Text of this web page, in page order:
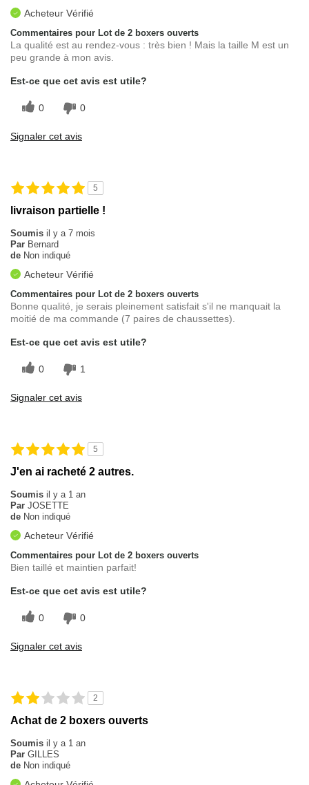
Acheteur Vérifié
Commentaires pour Lot de 2 boxers ouverts
La qualité est au rendez-vous : très bien ! Mais la taille M est un
peu grande à mon avis.
Est-ce que cet avis est utile?
0 0
Signaler cet avis
5
livraison partielle !
Soumis il y a 7 mois
Par Bernard
de Non indiqué
Acheteur Vérifié
Commentaires pour Lot de 2 boxers ouverts
Bonne qualité, je serais pleinement satisfait s'il ne manquait la
moitié de ma commande (7 paires de chaussettes).
Est-ce que cet avis est utile?
0 1
Signaler cet avis
5
J'en ai racheté 2 autres.
Soumis il y a 1 an
Par JOSETTE
de Non indiqué
Acheteur Vérifié
Commentaires pour Lot de 2 boxers ouverts
Bien taillé et maintien parfait!
Est-ce que cet avis est utile?
0 0
Signaler cet avis
2
Achat de 2 boxers ouverts
Soumis il y a 1 an
Par GILLES
de Non indiqué